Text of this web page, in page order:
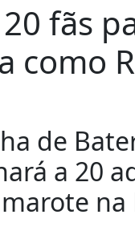
fãs
como
de
a 20